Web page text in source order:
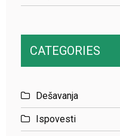
CATEGORIES
Dešavanja
Ispovesti